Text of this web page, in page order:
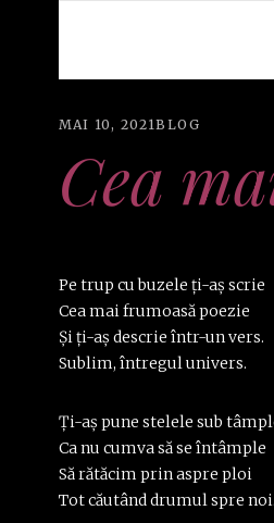
MAI 10, 2021BLOG
Cea
Pe trup cu buzele ţi-aş scrie
Cea mai frumoasă poezie
Şi ţi-aş descrie într-un vers.
Sublim, întregul univers.
Ţi-aş pune stelele sub
Ca nu cumva să se întâmple
Să rătăcim prin aspre ploi
Tot căutând drumul spre noi.